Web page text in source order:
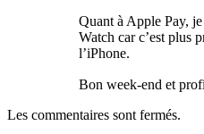
Quant à Apple Pay,
Watch car c’est plus
l’iPhone.
Bon week-end et
Les commentaires sont fermés.